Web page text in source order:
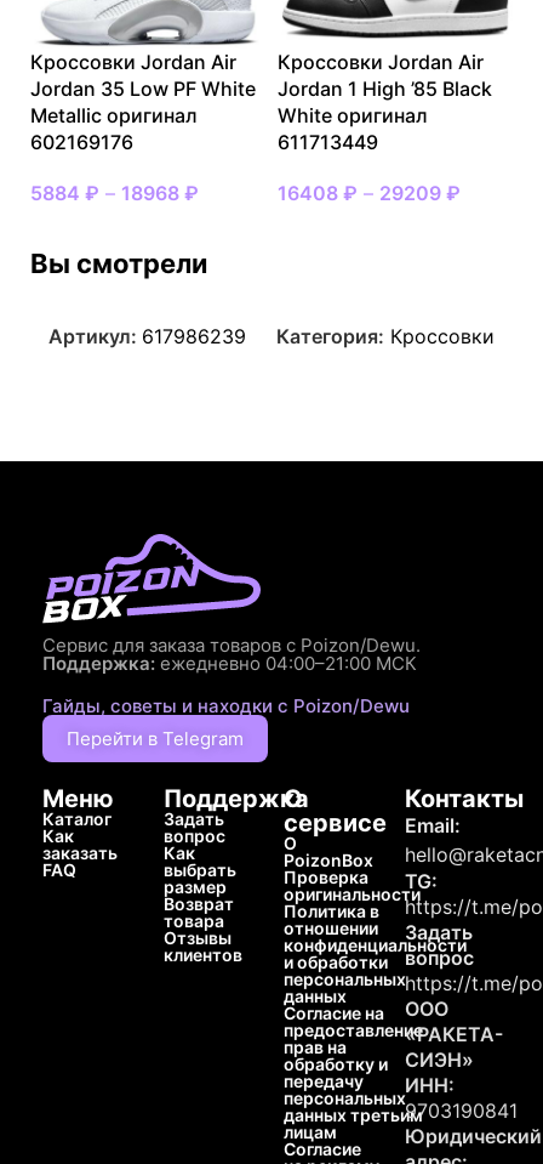
Кроссовки Jordan Air
Jordan 35 Low PF White
Metallic оригинал
602169176
5884 ₽ – 18968 ₽
Кроссовки Jordan Air
Jordan 1 High ’85 Black
White оригинал
611713449
16408 ₽ – 29209 ₽
Вы смотрели
Артикул: 617986239 Категория: Кроссовки
Сервис для заказа товаров с Poizon/Dewu.
Поддержка: ежедневно 04:00–21:00 МСК
Гайды, советы и находки с Poizon/Dewu
Перейти в Telegram
Меню
Каталог
Как
заказать
FAQ
Поддержка
Задать
вопрос
Как
выбрать
размер
Возврат
товара
Отзывы
клиентов
О
сервисе
О
PoizonBox
Проверка
оригинальности
Политика в
отношении
конфиденциальности
и обработки
персональных
данных
Согласие на
предоставление
прав на
обработку и
передачу
персональных
данных третьим
лицам
Согласие
Контакты
Email:
TG:
https://t.me/
Задать
вопрос
https://t.me/
ООО
«РАКЕТА-
СИЭН»
ИНН:
9703190841
Юридический